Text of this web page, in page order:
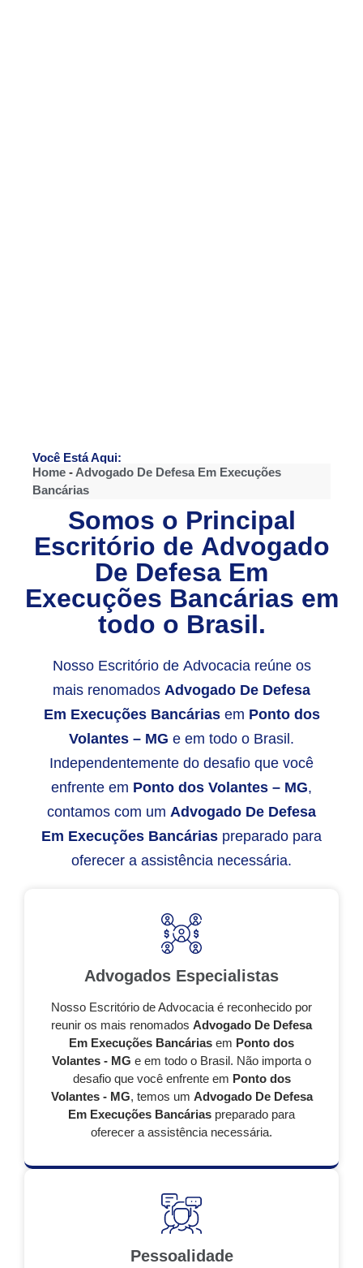
Você Está Aqui:
Home - Advogado De Defesa Em Execuções
Bancárias
Somos o Principal
Escritório de Advogado
De Defesa Em
Execuções Bancárias em
todo o Brasil.
Nosso Escritório de Advocacia reúne os
mais renomados Advogado De Defesa
Em Execuções Bancáriasem Ponto dos
Volantes – MG e em todo o Brasil.
Independentemente do desafio que você
enfrente em Ponto dos Volantes – MG,
contamos com um Advogado De Defesa
Em Execuções Bancárias preparado para
oferecer a assistência necessária.
Advogados Especialistas
Nosso Escritório de Advocacia é reconhecido por
reunir os mais renomados Advogado De Defesa
Em Execuções Bancárias em Ponto dos
Volantes - MG e em todo o Brasil. Não importa o
desafio que você enfrente em Ponto dos
Volantes - MG, temos um Advogado De Defesa
Em Execuções Bancárias preparado para
oferecer a assistência necessária.
Pessoalidade